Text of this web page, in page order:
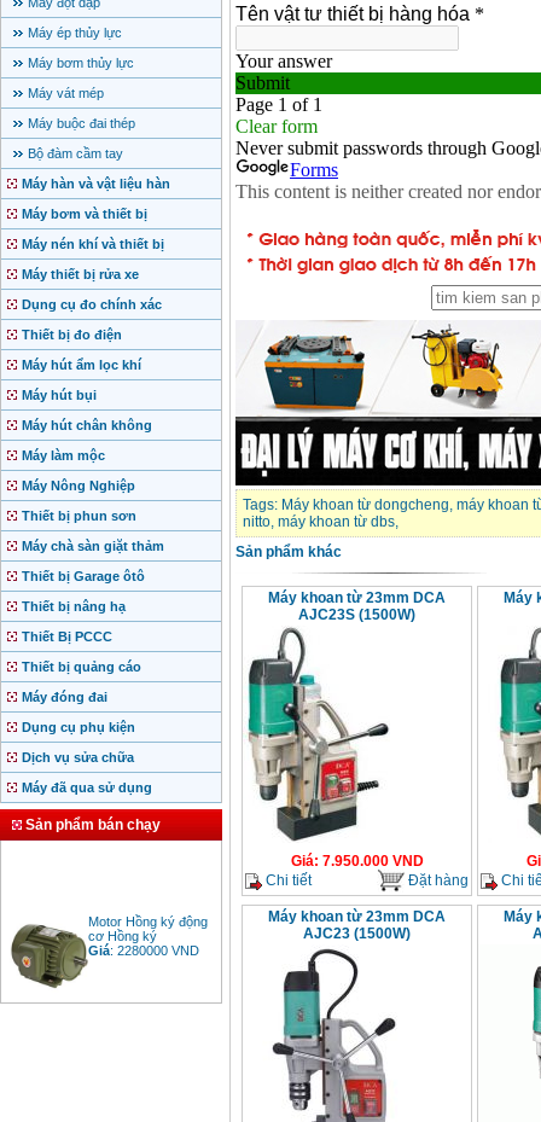
Máy ép thủy lực
Máy bơm thủy lực
Máy vát mép
Máy buộc đai thép
Bộ đàm cầm tay
Máy hàn và vật liệu hàn
Máy bơm và thiết bị
Máy nén khí và thiết bị
Máy thiết bị rửa xe
Dụng cụ đo chính xác
Thiết bị đo điện
Máy hút ẩm lọc khí
Máy hút bụi
Máy hút chân không
Máy làm mộc
Máy Nông Nghiệp
Thiết bị phun sơn
Máy chà sàn giặt thảm
Thiết bị Garage ôtô
Thiết bị nâng hạ
Thiết Bị PCCC
Thiết bị quảng cáo
Máy đóng đai
Dụng cụ phụ kiện
Dịch vụ sửa chữa
Máy đã qua sử dụng
Sản phẩm bán chạy
Motor Hồng ký động
cơ Hồng ký
Giá :2280000
Tags: Máy khoan từ dongcheng, máy khoan
nitto, máy khoan từ dbs,
Sản phẩm khác
Máy khoan từ 23mm DCA
AJC23S (1500W)
Giá: 7.950.000VND
Chi tiết
Đặt hàng
Máy
Chi
Máy khoan từ 23mm DCA
AJC23 (1500W)
Máy